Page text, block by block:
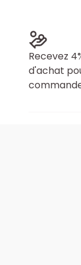
Recevez
d'achat